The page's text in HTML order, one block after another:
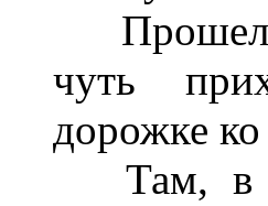
чуть
дорожке ко
Там, в